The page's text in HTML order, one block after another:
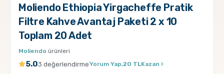
Organik Kahve
Türk Kahvesi
Pour Over
Dripper
Moliendo Ethiopia Yirgacheffe Pratik
Filtre Kahve Avantaj Paketi 2 x 10
Toplam 20 Adet
Moliendo ürünleri
5.03 değerlendirmeYorum Yap,20 TLKazan